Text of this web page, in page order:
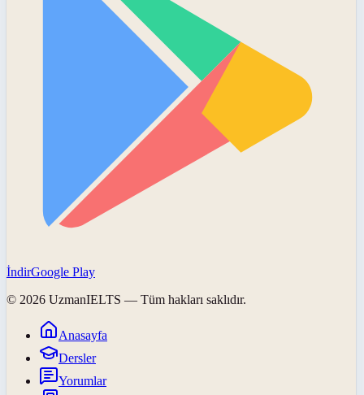
İndirGoogle Play
© 2026 UzmanIELTS — Tüm hakları saklıdır.
Anasayfa
Dersler
Yorumlar